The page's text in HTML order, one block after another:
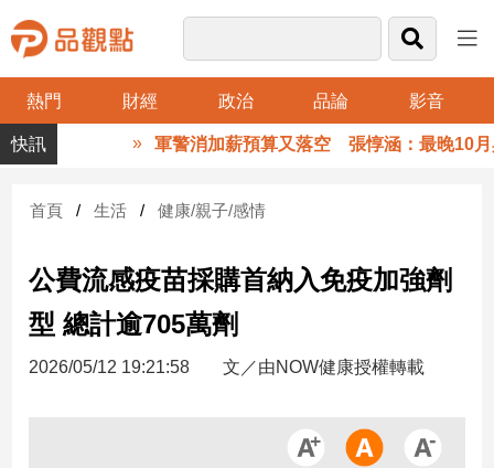
熱門 財經 政治 品論 影音
品
觀
財
台
財
新
軍警消加薪預算又落空 張惇涵：最晚10月與
首頁 生活 健康/親子/感情
公費流感疫苗採購首納入免疫加強劑
型 總計逾705萬劑
2026/05/12 19:21:58 文／由NOW健康授權轉載